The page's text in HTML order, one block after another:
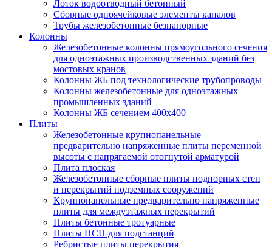
Лоток водоотводный бетонный
Сборные одноячейковые элементы каналов
Трубы железобетонные безнапорные
Колонны
Железобетонные колонны прямоугольного сечения
для одноэтажных производственных зданий без
мостовых кранов
Колонны ЖБ под технологические трубопроводы
Колонны железобетонные для одноэтажных
промышленных зданий
Колонны ЖБ сечением 400х400
Плиты
Железобетонные крупнопанельные
предварительно напряженные плиты переменной
высоты с напрягаемой отогнутой арматурой
Плита плоская
Железобетонные сборные плиты подпорных стен
и перекрытий подземных сооружений
Крупнопанельные предварительно напряженные
плиты для междуэтажных перекрытий
Плиты бетонные тротуарные
Плиты НСП для подстанций
Ребристые плиты перекрытия